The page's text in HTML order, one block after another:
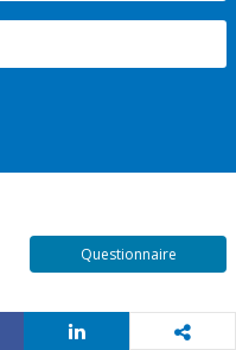
Questionnaire